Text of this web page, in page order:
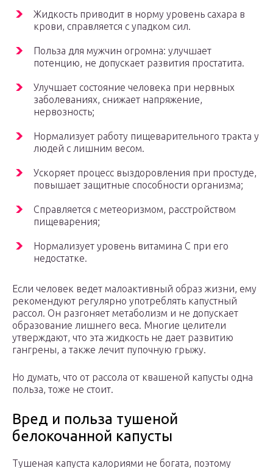
Жидкость приводит в норму уровень сахара в
крови, справляется с упадком сил.
Польза для мужчин огромна: улучшает
потенцию, не допускает развития простатита.
Улучшает состояние человека при нервных
заболеваниях, снижает напряжение,
нервозность;
Нормализует работу пищеварительного тракта у
людей с лишним весом.
Ускоряет процесс выздоровления при простуде,
повышает защитные способности организма;
Справляется с метеоризмом, расстройством
пищеварения;
Нормализует уровень витамина С при его
недостатке.
Если человек ведет малоактивный образ жизни, ему
рекомендуют регулярно употреблять капустный
рассол. Он разгоняет метаболизм и не допускает
образование лишнего веса. Многие целители
утверждают, что эта жидкость не дает развитию
гангрены, а также лечит пупочную грыжу.
Но думать, что от рассола от квашеной капусты одна
польза, тоже не стоит.
Вред и польза тушеной
белокочанной капусты
Тушеная капуста калориями не богата, поэтому